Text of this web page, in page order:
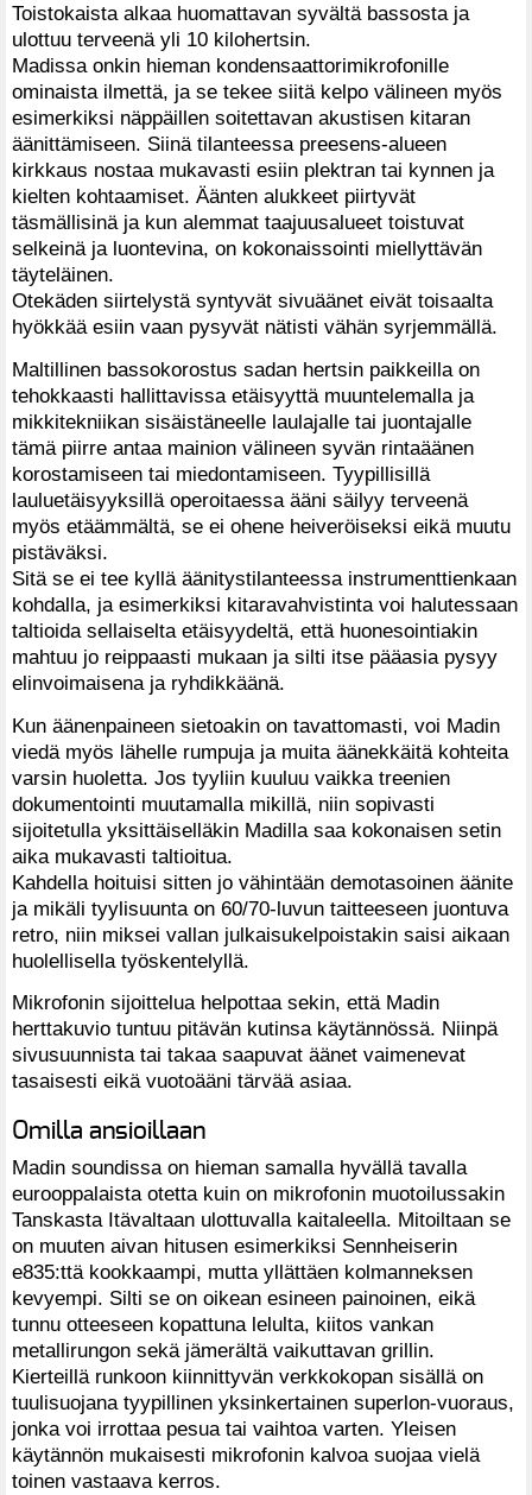
Toistokaista alkaa huomattavan syvältä bassosta ja
ulottuu terveenä yli 10 kilohertsin.
Madissa onkin hieman kondensaattorimikrofonille
ominaista ilmettä, ja se tekee siitä kelpo välineen myös
esimerkiksi näppäillen soitettavan akustisen kitaran
äänittämiseen. Siinä tilanteessa preesens-alueen
kirkkaus nostaa mukavasti esiin plektran tai kynnen ja
kielten kohtaamiset. Äänten alukkeet piirtyvät
täsmällisinä ja kun alemmat taajuusalueet toistuvat
selkeinä ja luontevina, on kokonaissointi miellyttävän
täyteläinen.
Otekäden siirtelystä syntyvät sivuäänet eivät toisaalta
hyökkää esiin vaan pysyvät nätisti vähän syrjemmällä.
Maltillinen bassokorostus sadan hertsin paikkeilla on
tehokkaasti hallittavissa etäisyyttä muuntelemalla ja
mikkitekniikan sisäistäneelle laulajalle tai juontajalle
tämä piirre antaa mainion välineen syvän rintaäänen
korostamiseen tai miedontamiseen. Tyypillisillä
lauluetäisyyksillä operoitaessa ääni säilyy terveenä
myös etäämmältä, se ei ohene heiveröiseksi eikä muutu
pistäväksi.
Sitä se ei tee kyllä äänitystilanteessa instrumenttienkaan
kohdalla, ja esimerkiksi kitaravahvistinta voi halutessaan
taltioida sellaiselta etäisyydeltä, että huonesointiakin
mahtuu jo reippaasti mukaan ja silti itse pääasia pysyy
elinvoimaisena ja ryhdikkäänä.
Kun äänenpaineen sietoakin on tavattomasti, voi Madin
viedä myös lähelle rumpuja ja muita äänekkäitä kohteita
varsin huoletta. Jos tyyliin kuuluu vaikka treenien
dokumentointi muutamalla mikillä, niin sopivasti
sijoitetulla yksittäiselläkin Madilla saa kokonaisen setin
aika mukavasti taltioitua.
Kahdella hoituisi sitten jo vähintään demotasoinen äänite
ja mikäli tyylisuunta on 60/70-luvun taitteeseen juontuva
retro, niin miksei vallan julkaisukelpoistakin saisi aikaan
huolellisella työskentelyllä.
Mikrofonin sijoittelua helpottaa sekin, että Madin
herttakuvio tuntuu pitävän kutinsa käytännössä. Niinpä
sivusuunnista tai takaa saapuvat äänet vaimenevat
tasaisesti eikä vuotoääni tärvää asiaa.
Omilla ansioillaan
Madin soundissa on hieman samalla hyvällä tavalla
eurooppalaista otetta kuin on mikrofonin muotoilussakin
Tanskasta Itävaltaan ulottuvalla kaitaleella. Mitoiltaan se
on muuten aivan hitusen esimerkiksi Sennheiserin
e835:ttä kookkaampi, mutta yllättäen kolmanneksen
kevyempi. Silti se on oikean esineen painoinen, eikä
tunnu otteeseen kopattuna lelulta, kiitos vankan
metallirungon sekä jämerältä vaikuttavan grillin.
Kierteillä runkoon kiinnittyvän verkkokopan sisällä on
tuulisuojana tyypillinen yksinkertainen superlon-vuoraus,
jonka voi irrottaa pesua tai vaihtoa varten. Yleisen
käytännön mukaisesti mikrofonin kalvoa suojaa vielä
toinen vastaava kerros.